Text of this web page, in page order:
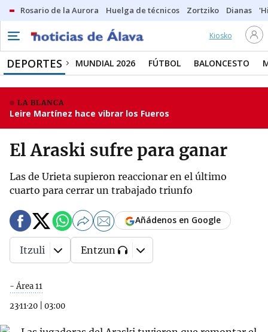
Rosario de la Aurora Huelga de técnicos Zortziko Dianas
Kiosko
DEPORTES MUNDIAL 2026 FÚTBOL BALONCESTO
LA BLANCA
Leire Martínez hace vibrar los Fueros
El Araski sufre para ganar
Las de Urieta supieron reaccionar en el último
cuarto para cerrar un trabajado triunfo
- Área 11
23·11·20
03:00
Añádenos en Google
Itzuli Entzun